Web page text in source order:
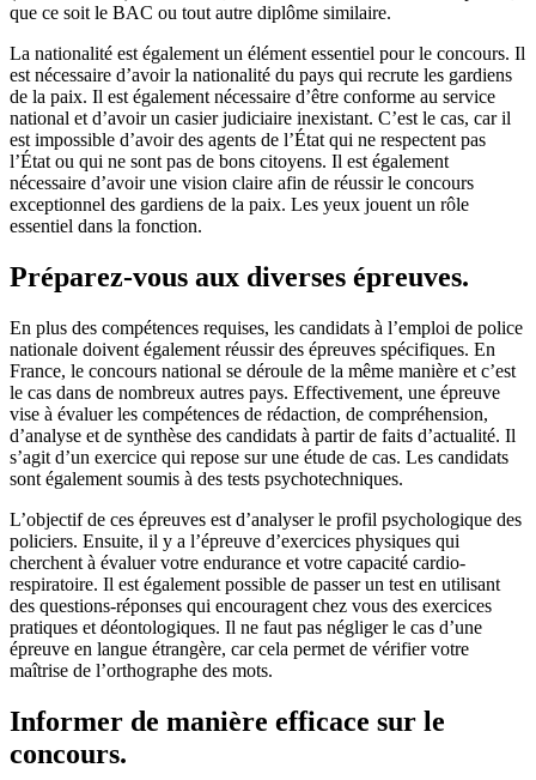
que ce soit le BAC ou tout autre diplôme similaire.
La nationalité est également un élément essentiel pour le concours. Il
est nécessaire d’avoir la nationalité du pays qui recrute les gardiens
de la paix. Il est également nécessaire d’être conforme au service
national et d’avoir un casier judiciaire inexistant. C’est le cas, car il
est impossible d’avoir des agents de l’État qui ne respectent pas
l’État ou qui ne sont pas de bons citoyens. Il est également
nécessaire d’avoir une vision claire afin de réussir le concours
exceptionnel des gardiens de la paix. Les yeux jouent un rôle
essentiel dans la fonction.
Préparez-vous aux diverses épreuves.
En plus des compétences requises, les candidats à l’emploi de police
nationale doivent également réussir des épreuves spécifiques. En
France, le concours national se déroule de la même manière et c’est
le cas dans de nombreux autres pays. Effectivement, une épreuve
vise à évaluer les compétences de rédaction, de compréhension,
d’analyse et de synthèse des candidats à partir de faits d’actualité. Il
s’agit d’un exercice qui repose sur une étude de cas. Les candidats
sont également soumis à des tests psychotechniques.
L’objectif de ces épreuves est d’analyser le profil psychologique des
policiers. Ensuite, il y a l’épreuve d’exercices physiques qui
cherchent à évaluer votre endurance et votre capacité cardio-
respiratoire. Il est également possible de passer un test en utilisant
des questions-réponses qui encouragent chez vous des exercices
pratiques et déontologiques. Il ne faut pas négliger le cas d’une
épreuve en langue étrangère, car cela permet de vérifier votre
maîtrise de l’orthographe des mots.
Informer de manière efficace sur le
concours.